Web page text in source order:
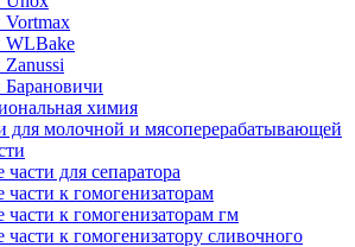
Vortmax
WLBake
Zanussi
Барановичи
химия
для молочной и мясоперерабатывающей
части для сепаратора
части к гомогенизаторам
части к гомогенизаторам гм
части к гомогенизатору сливочного